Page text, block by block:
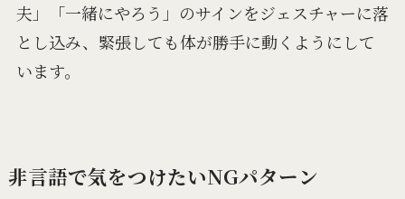
夫」「一緒にやろう」のサインをジェスチャーに落
とし込み、緊張しても体が勝手に動くようにして
います。
非言語で気をつけたいNGパターン